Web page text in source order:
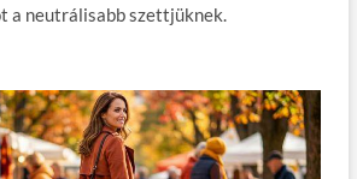
a neutrálisabb szettjüknek.